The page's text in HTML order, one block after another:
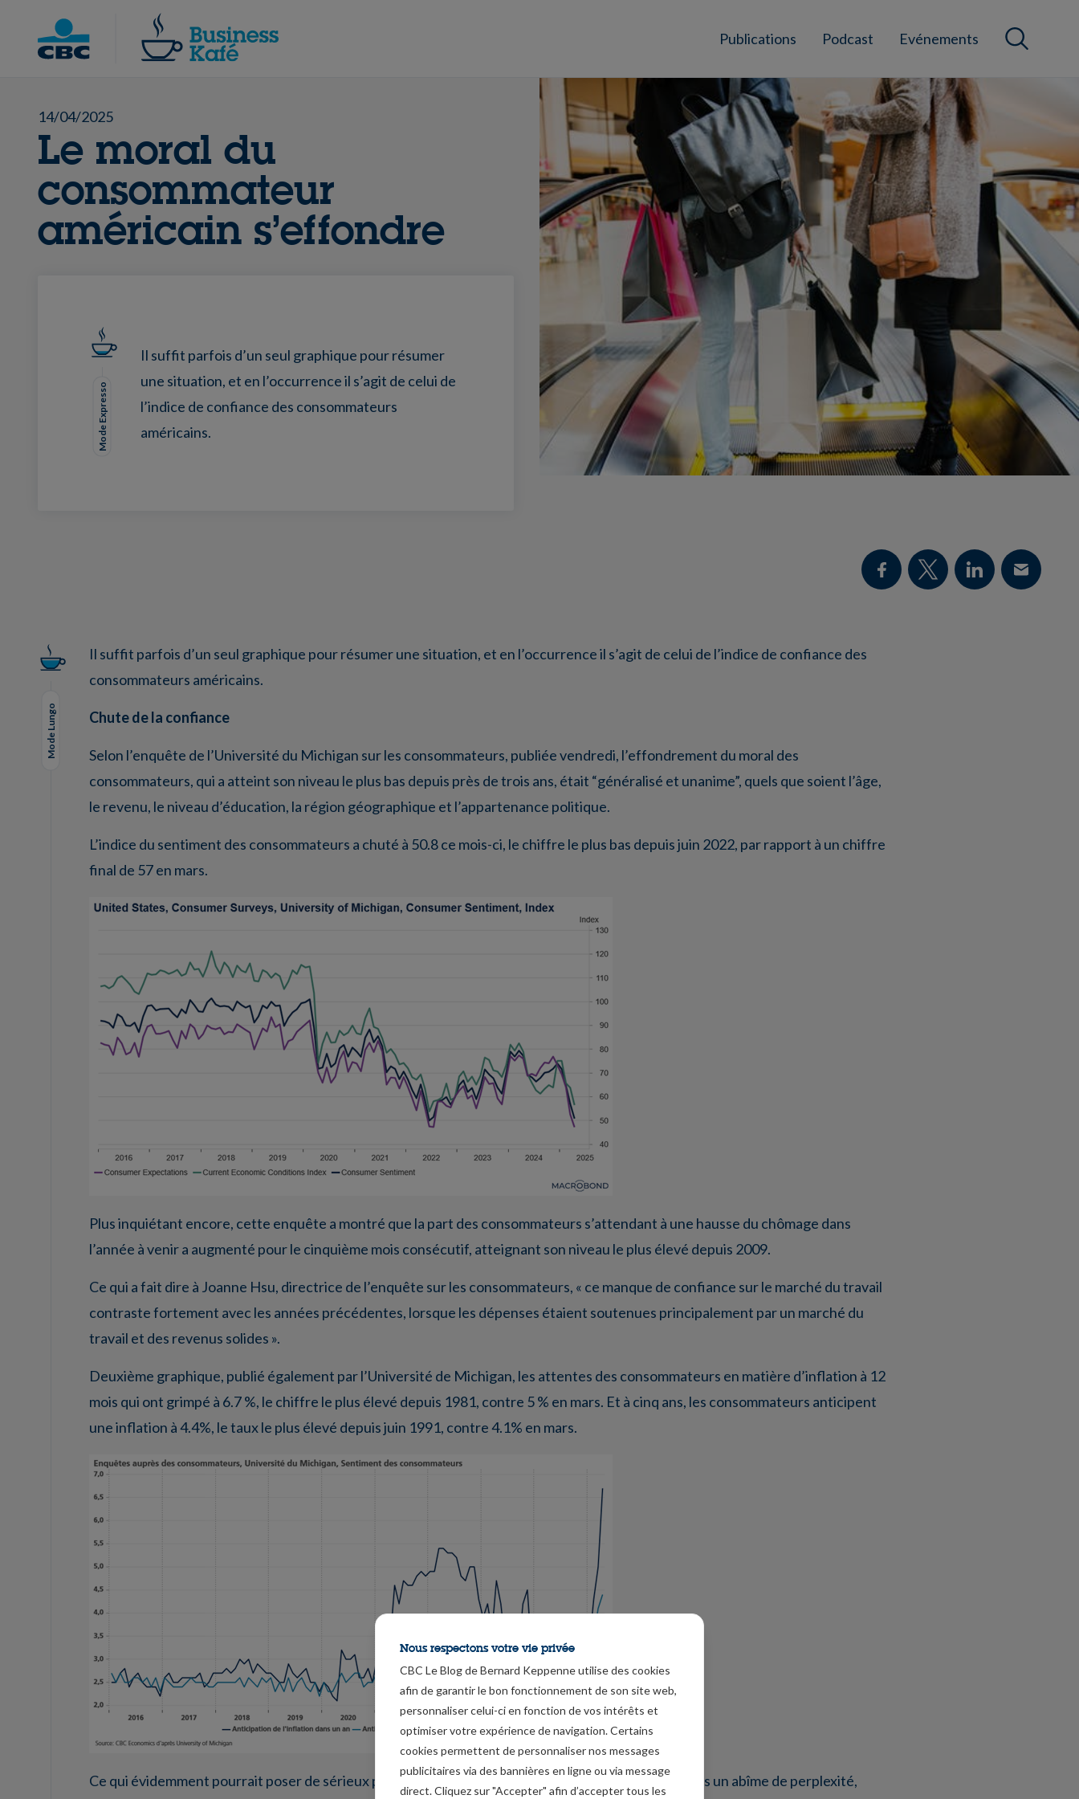
content
Publications Podcast Evénements
Chercher
14/04/2025
Le moral du
consommateur
américain s’effondre
Mode Expresso
Il suffit parfois d’un seul graphique pour résumer
une situation, et en l’occurrence il s’agit de celui de
l’indice de confiance des consommateurs
américains.
Mode Lungo
Il suffit parfois d’un seul graphique pour résumer une situation, et en l’occurrence il s’agit de celui de l’indice de confiance des
consommateurs américains.
Chute de la confiance
Selon l’enquête de l’Université du Michigan sur les consommateurs, publiée vendredi, l’effondrement du moral des
consommateurs, qui a atteint son niveau le plus bas depuis près de trois ans, était “généralisé et unanime”, quels que soient l’âge,
le revenu, le niveau d’éducation, la région géographique et l’appartenance politique.
L’indice du sentiment des consommateurs a chuté à 50.8 ce mois-ci, le chiffre le plus bas depuis juin 2022, par rapport à un chiffre
final de 57 en mars.
Plus inquiétant encore, cette enquête a montré que la part des consommateurs s’attendant à une hausse du chômage dans
l’année à venir a augmenté pour le cinquième mois consécutif, atteignant son niveau le plus élevé depuis 2009.
Ce qui a fait dire à Joanne Hsu, directrice de l’enquête sur les consommateurs, « ce manque de confiance sur le marché du travail
contraste fortement avec les années précédentes, lorsque les dépenses étaient soutenues principalement par un marché du
travail et des revenus solides ».
Deuxième graphique, publié également par l’Université de Michigan, les attentes des consommateurs en matière d’inflation à 12
mois qui ont grimpé à 6.7 %, le chiffre le plus élevé depuis 1981, contre 5 % en mars. Et à cinq ans, les consommateurs anticipent
une inflation à 4.4%, le taux le plus élevé depuis juin 1991, contre 4.1% en mars.
Ce qui évidemment pourrait poser de sérieux problème pour la FED, et qui plonge ses membres dans un abîme de perplexité,
Nous respectons votre vie privée
CBC Le Blog de Bernard Keppenne utilise des cookies
afin de garantir le bon fonctionnement de son site web,
personnaliser celui-ci en fonction de vos intérêts et
optimiser votre expérience de navigation. Certains
cookies permettent de personnaliser nos messages
publicitaires via des bannières en ligne ou via message
direct. Cliquez sur "Accepter" afin d’accepter tous les